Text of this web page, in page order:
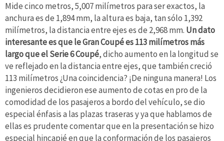
Mide cinco metros, 5,007 milímetros para ser exactos, la
anchura es de 1,894 mm, la altura es baja, tan sólo 1,392
milímetros, la distancia entre ejes es de 2,968 mm. Un dato
interesante es que le Gran Coupé es 113 milímetros más
largo que el Serie 6 Coupé, dicho aumento en la longitud se
ve reflejado en la distancia entre ejes, que también creció
113 milímetros ¿Una coincidencia? ¡De ninguna manera! Los
ingenieros decidieron ese aumento de cotas en pro de la
comodidad de los pasajeros a bordo del vehículo, se dio
especial énfasis a las plazas traseras y ya que hablamos de
ellas es prudente comentar que en la presentación se hizo
especial hincapié en que la conformación de los pasajeros